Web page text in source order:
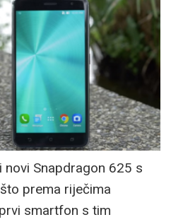
novi Snapdragon 625 s
prema riječima
smartfon s tim